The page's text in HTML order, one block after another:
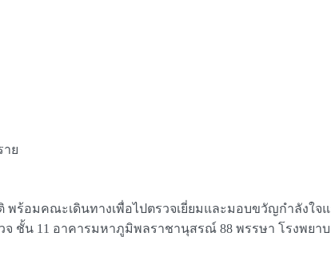
าย
ร้อมคณะเดินทางเพื่อไปตรวจเยี่ยมและมอบขวัญกำลังใจ
ชั้น 11 อาคารมหาภูมิพลราชานุสรณ์ 88 พรรษา โรงพยาบ